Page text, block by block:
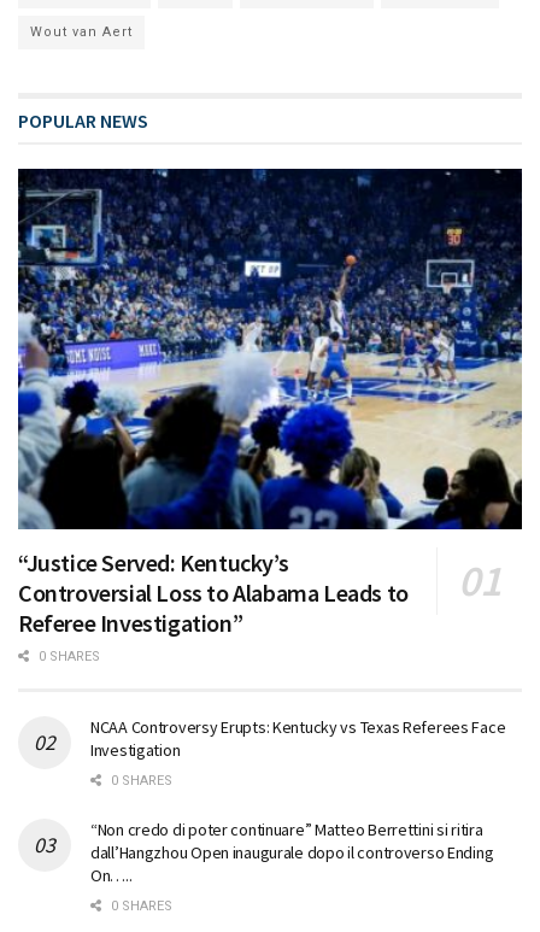
Wout van Aert
POPULAR NEWS
“Justice Served: Kentucky’s
Controversial Loss to Alabama Leads to
Referee Investigation”
0 SHARES
NCAA Controversy Erupts: Kentucky vs Texas Referees Face
Investigation
0 SHARES
“Non credo di poter continuare” Matteo Berrettini si ritira
dall’Hangzhou Open inaugurale dopo il controverso Ending
On…..
0 SHARES